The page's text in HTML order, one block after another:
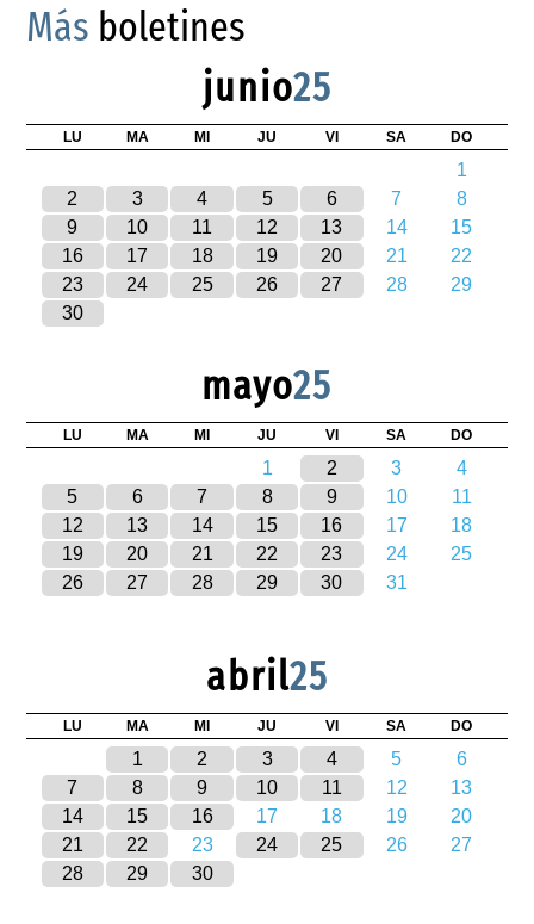
Más boletines
junio25
LU MA MI JU VI SA DO
1
2
3 4 5 6 7
8
9
10 11 12 13 14
15
16
17 18 19 20 21
22
23
24 25 26 27 28
29
30
mayo25
LU MA MI JU VI SA DO
1 2 3
4
5
6 7 8 9 10
11
12
13 14 15 16 17
18
19
20 21 22 23 24
25
26
27 28 29 30 31
abril25
LU MA MI JU VI SA DO
1 2 3 4 5
6
7
8 9 10 11 12
13
14
15 16 17 18 19
20
21
22 23 24 25 26
27
28
29 30